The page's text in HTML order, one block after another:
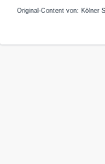
Original-Content von: Kölner